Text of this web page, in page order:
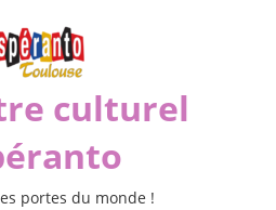
culturel
portes du monde !